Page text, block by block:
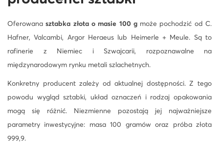
Oferowanasztabka złota o masie 100 gmoże pochodzić od C.
Hafner, Valcambi, Argor Heraeus lub Heimerle + Meule. Są to
rafinerie z Niemiec i Szwajcarii, rozpoznawalne na
międzynarodowym rynku metali szlachetnych.
Konkretny producent zależy od aktualnej dostępności. Z tego
powodu wygląd sztabki, układ oznaczeń i rodzaj opakowania
mogą się różnić. Niezmienne pozostają jej najważniejsze
parametry inwestycyjne: masa 100 gramów oraz próba złota
999,9.